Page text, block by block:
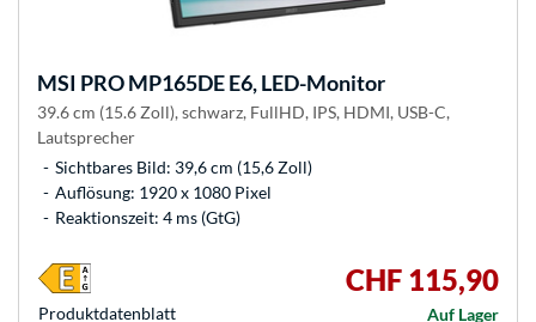
MSI PRO MP165DE E6, LED-Monitor
39.6 cm (15.6 Zoll), schwarz, FullHD, IPS, HDMI, USB-C,
Lautsprecher
Sichtbares Bild: 39,6 cm (15,6 Zoll)
Auflösung: 1920 x 1080 Pixel
Reaktionszeit: 4 ms (GtG)
CHF 115,90
Auf Lager
Produkt­datenblatt